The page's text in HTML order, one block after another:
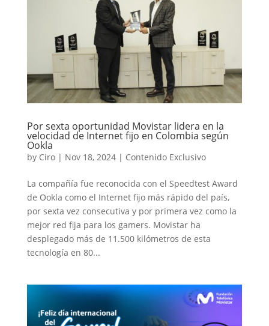
Por sexta oportunidad Movistar lidera en la
velocidad de Internet fijo en Colombia según
Ookla
by Ciro| Nov 18, 2024| Contenido Exclusivo
La compañía fue reconocida con el Speedtest Award
de Ookla como el Internet fijo más rápido del país,
por sexta vez consecutiva y por primera vez como la
mejor red fija para los gamers. Movistar ha
desplegado más de 11.500 kilómetros de esta
tecnología en 80...